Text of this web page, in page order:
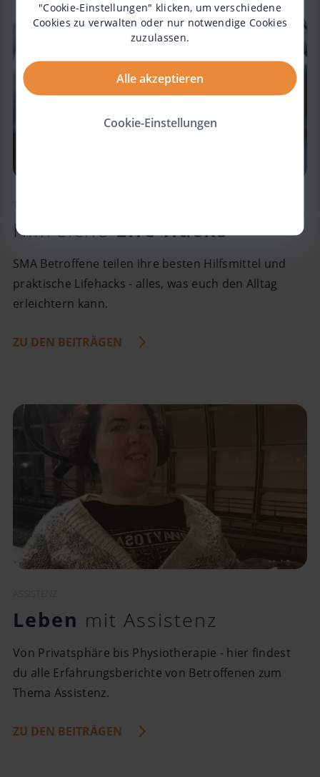
"Cookie-Einstellungen" klicken, um verschiedene
Cookies zu verwalten oder nur notwendige Cookies
zuzulassen.
Alle akzeptieren
Cookie-Einstellungen
HilfreicheLife Hacks
SMA Betroffene teilen ihre besten Hilfsmittel und
praktische Lifehacks - alles, was euch den Alltag
erleichtern kann.
ZU DEN BEITRÄGEN
Leben mit Assistenz
Von Privatsphäre bis Physiotherapie - hier findest
du alle Erfahrungsberichte von Betroffenen zum
Thema Assistenz.
ZU DEN BEITRÄGEN